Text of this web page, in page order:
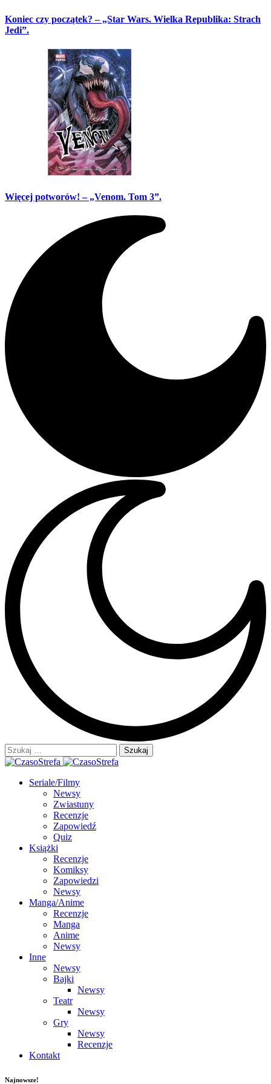
Koniec czy początek? – „Star Wars. Wielka Republika: Strach
Jedi”.
Więcej potworów! – „Venom. Tom 3”.
Szukaj:
Seriale/Filmy
Newsy
Zwiastuny
Recenzje
Zapowiedź
Quiz
Książki
Recenzje
Komiksy
Zapowiedzi
Newsy
Manga/Anime
Recenzje
Manga
Anime
Newsy
Inne
Newsy
Bajki
Newsy
Teatr
Newsy
Gry
Newsy
Recenzje
Kontakt
Najnowsze!